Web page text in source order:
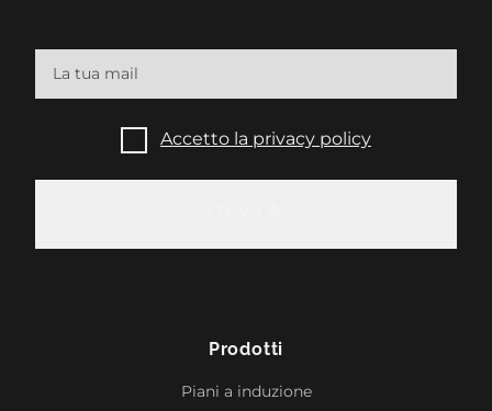
Prodotti
Piani a induzione
Accetto la privacy policy